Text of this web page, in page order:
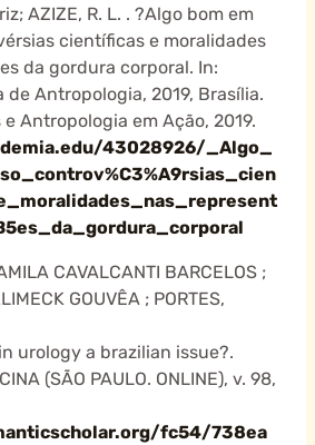
AZIZE, R. L. . ?Algo bom em
científicas e moralidades
da gordura corporal. In:
de Antropologia, 2019, Brasília.
Antropologia em Ação, 2019.
43028926/_Algo_
CAVALCANTI BARCELOS ;
GOUVÊA ; PORTES,
urology a brazilian issue?.
(SÃO PAULO. ONLINE), v. 98,
fc54/738ea